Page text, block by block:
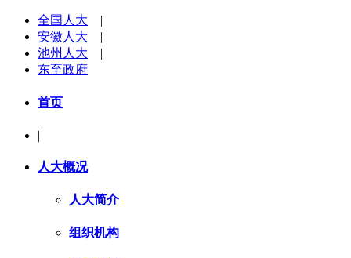
全国人大 |
安徽人大 |
池州人大 |
东至政府
首页
|
人大概况
人大简介
组织机构